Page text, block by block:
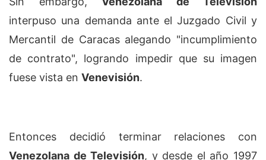
interpuso una demanda ante el Juzgado Civil y
Mercantil de Caracas alegando "incumplimiento
de contrato", logrando impedir que su imagen
fuese vista en Venevisión.
Entonces decidió terminar relaciones con
Venezolana de Televisión, y desde el año 1997